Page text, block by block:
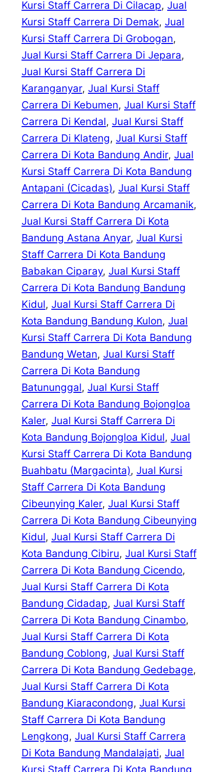
Kursi Staff Carrera Di Cilacap, Jual
Kursi Staff Carrera Di Demak, Jual
Kursi Staff Carrera Di Grobogan
Jual Kursi Staff Carrera Di Jepara
Jual Kursi Staff Carrera Di
Karanganyar, Jual Kursi Staff
Carrera Di Kebumen, Jual Kursi Staff
Carrera Di Kendal, Jual Kursi Staff
Carrera Di Klateng, Jual Kursi Staff
Carrera Di Kota Bandung Andir, Jual
Kursi Staff Carrera Di Kota Bandung
Antapani (Cicadas), Jual Kursi Staff
Carrera Di Kota Bandung Arcamanik
Jual Kursi Staff Carrera Di Kota
Bandung Astana Anyar, Jual Kursi
Staff Carrera Di Kota Bandung
Babakan Ciparay, Jual Kursi Staff
Carrera Di Kota Bandung Bandung
Kidul, Jual Kursi Staff Carrera Di
Kota Bandung Bandung Kulon, Jual
Kursi Staff Carrera Di Kota Bandung
Bandung Wetan, Jual Kursi Staff
Carrera Di Kota Bandung
Batununggal, Jual Kursi Staff
Carrera Di Kota Bandung Bojongloa
Kaler, Jual Kursi Staff Carrera Di
Kota Bandung Bojongloa Kidul, Jual
Kursi Staff Carrera Di Kota Bandung
Buahbatu (Margacinta), Jual Kursi
Staff Carrera Di Kota Bandung
Cibeunying Kaler, Jual Kursi Staff
Carrera Di Kota Bandung Cibeunying
Kidul, Jual Kursi Staff Carrera Di
Kota Bandung Cibiru, Jual Kursi Staff
Carrera Di Kota Bandung Cicendo
Jual Kursi Staff Carrera Di Kota
Bandung Cidadap, Jual Kursi Staff
Carrera Di Kota Bandung Cinambo
Jual Kursi Staff Carrera Di Kota
Bandung Coblong, Jual Kursi Staff
Carrera Di Kota Bandung Gedebage
Jual Kursi Staff Carrera Di Kota
Bandung Kiaracondong, Jual Kursi
Staff Carrera Di Kota Bandung
Lengkong, Jual Kursi Staff Carrera
Di Kota Bandung Mandalajati, Jual
Kursi Staff Carrera Di Kota Bandung